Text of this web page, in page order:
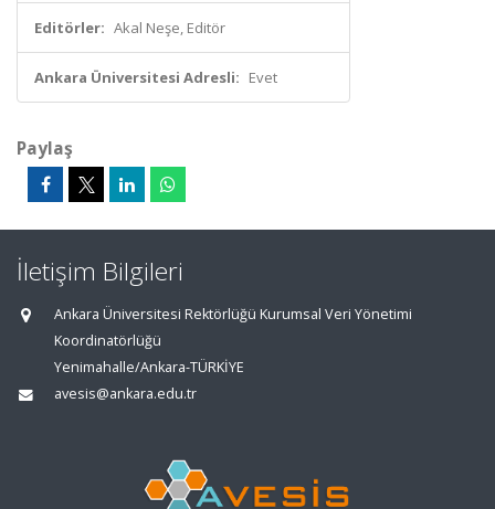
Editörler: Akal Neşe, Editör
Ankara Üniversitesi Adresli: Evet
Paylaş
İletişim Bilgileri
Ankara Üniversitesi Rektörlüğü Kurumsal Veri Yönetimi
Koordinatörlüğü
Yenimahalle/Ankara-TÜRKİYE
avesis@ankara.edu.tr